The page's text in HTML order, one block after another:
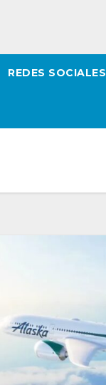
REDES SOCIALES